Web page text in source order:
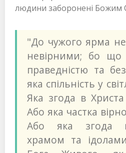
людини заборонені Божим
"До чужого ярма
невірними; бо що
праведністю та
яка спільність у
Яка згода в
Або яка частка
Або яка згода
храмом та